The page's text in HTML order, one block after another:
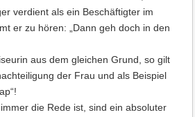
verdient als ein Beschäftigter im
er zu hören: „Dann geh doch in den
aus dem gleichen Grund, so gilt
der Frau und als Beispiel
die Rede ist, sind ein absoluter